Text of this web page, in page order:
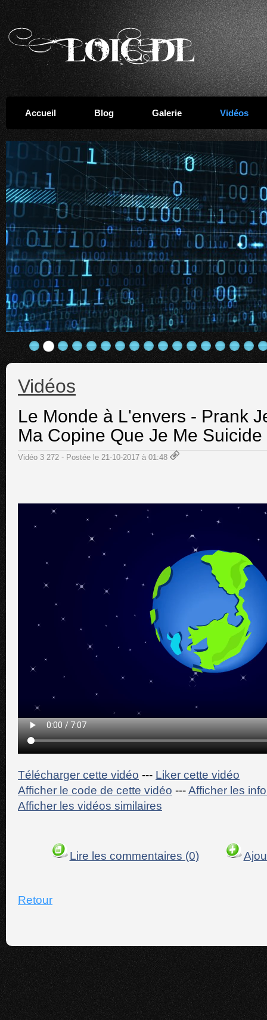
Accueil Blog Galerie Vidéos
Vidéos
Le Monde à L'envers - Prank
Ma Copine Que Je Me
Vidéo 3 272 - Postée le 21-10-2017 à 01:48
Télécharger cette vidéo --- Liker cette vidéo
Afficher le code de cette vidéo ---Afficher les
Afficher les vidéos similaires
Lire les commentaires (0)
Retour